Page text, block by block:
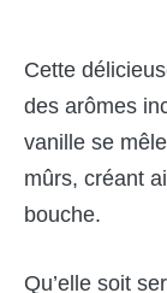
Cette
des arômes
vanille se
mûrs, créant
bouche.
Qu’elle soit